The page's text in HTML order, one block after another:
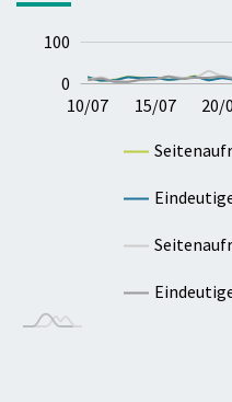
0
100
10/07
14/07
18/07
22/07
26/07
03/08 15/07 20/